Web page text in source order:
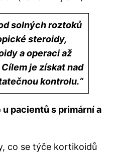
solných roztoků
steroidy,
a operaci až
Cílem je získat nad
kontrolu.“
pacientů s primární a
co se týče kortikoidů